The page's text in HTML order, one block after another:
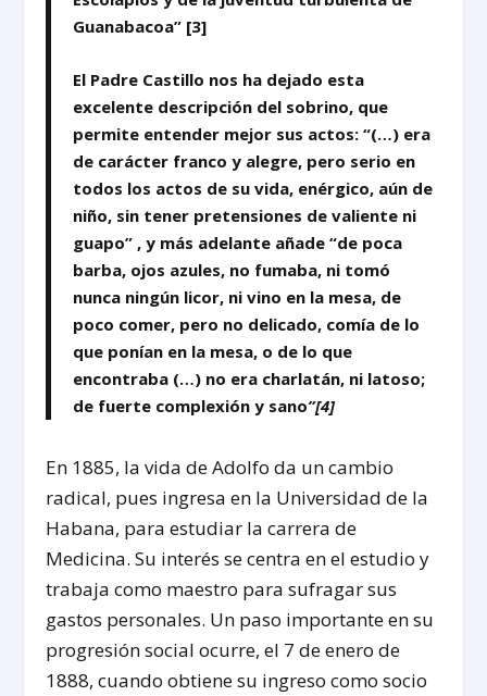
Guanabacoa” [3]
El Padre Castillo nos ha dejado esta
excelente descripción del sobrino, que
permite entender mejor sus actos: “(…) era
de carácter franco y alegre, pero serio en
todos los actos de su vida, enérgico, aún de
niño, sin tener pretensiones de valiente ni
guapo” , y más adelante añade “de poca
barba, ojos azules, no fumaba, ni tomó
nunca ningún licor, ni vino en la mesa, de
poco comer, pero no delicado, comía de lo
que ponían en la mesa, o de lo que
encontraba (…) no era charlatán, ni latoso;
de fuerte complexión y sano”[4]
En 1885, la vida de Adolfo da un cambio
radical, pues ingresa en la Universidad de la
Habana, para estudiar la carrera de
Medicina. Su interés se centra en el estudio y
trabaja como maestro para sufragar sus
gastos personales. Un paso importante en su
progresión social ocurre, el 7 de enero de
1888, cuando obtiene su ingreso como socio